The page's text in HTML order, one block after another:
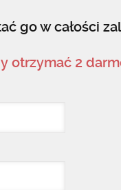
go w całości
otrzymać 2